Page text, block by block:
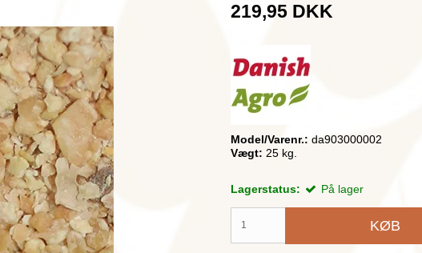
219,95 DKK
Model/Varenr.: da903000002
Vægt: 25 kg.
Lagerstatus: På lager
KØB